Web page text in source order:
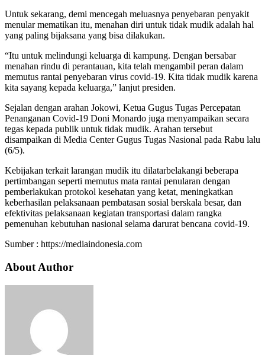
Untuk sekarang, demi mencegah meluasnya penyebaran penyakit
menular mematikan itu, menahan diri untuk tidak mudik adalah hal
yang paling bijaksana yang bisa dilakukan.
“Itu untuk melindungi keluarga di kampung. Dengan bersabar
menahan rindu di perantauan, kita telah mengambil peran dalam
memutus rantai penyebaran virus covid-19. Kita tidak mudik karena
kita sayang kepada keluarga,” lanjut presiden.
Sejalan dengan arahan Jokowi, Ketua Gugus Tugas Percepatan
Penanganan Covid-19 Doni Monardo juga menyampaikan secara
tegas kepada publik untuk tidak mudik. Arahan tersebut
disampaikan di Media Center Gugus Tugas Nasional pada Rabu lalu
(6/5).
Kebijakan terkait larangan mudik itu dilatarbelakangi beberapa
pertimbangan seperti memutus mata rantai penularan dengan
pemberlakukan protokol kesehatan yang ketat, meningkatkan
keberhasilan pelaksanaan pembatasan sosial berskala besar, dan
efektivitas pelaksanaan kegiatan transportasi dalam rangka
pemenuhan kebutuhan nasional selama darurat bencana covid-19.
Sumber : https://mediaindonesia.com
About Author